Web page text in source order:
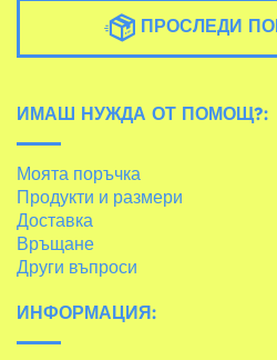
ПРОСЛЕДИ
ИМАШ НУЖДА ОТ ПОМОЩ?:
Моята поръчка
Продукти и размери
Доставка
Връщане
Други въпроси
ИНФОРМАЦИЯ: